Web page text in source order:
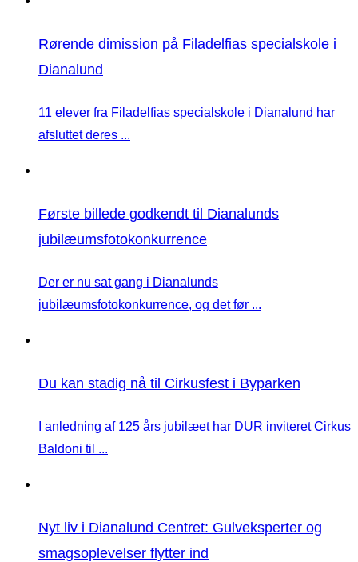
Rørende dimission på Filadelfias specialskole i
Dianalund
11 elever fra Filadelfias specialskole i Dianalund har
afsluttet deres ...
Første billede godkendt til Dianalunds
jubilæumsfotokonkurrence
Der er nu sat gang i Dianalunds
jubilæumsfotokonkurrence, og det før ...
Du kan stadig nå til Cirkusfest i Byparken
I anledning af 125 års jubilæet har DUR inviteret Cirkus
Baldoni til ...
Nyt liv i Dianalund Centret: Gulveksperter og
smagsoplevelser flytter ind